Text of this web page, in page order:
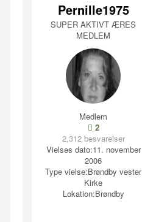
Pernille1975
SUPER AKTIVT ÆRES
MEDLEM
Medlem
2
2,312 besvarelser
Vielses dato:11. november
2006
Type vielse:Brøndby vester
Kirke
Lokation:Brøndby